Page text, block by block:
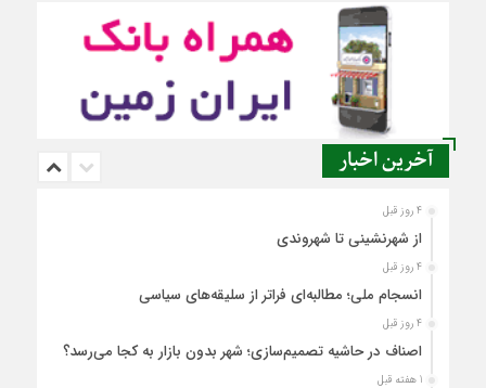
آخرین اخبار
4 روز قبل
از شهرنشینی تا شهروندی
4 روز قبل
انسجام ملی؛ مطالبه‌ای فراتر از سلیقه‌های سیاسی
4 روز قبل
اصناف در حاشیه تصمیم‌سازی؛ شهر بدون بازار به کجا می‌رسد؟
1 هفته قبل